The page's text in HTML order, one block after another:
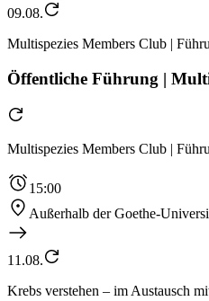
09.08.
Multispezies Members Club |
Öffentliche Führung |
Multispezies Members Club |
15:00
Außerhalb der Goethe-
11.08.
Krebs verstehen – im Austausch